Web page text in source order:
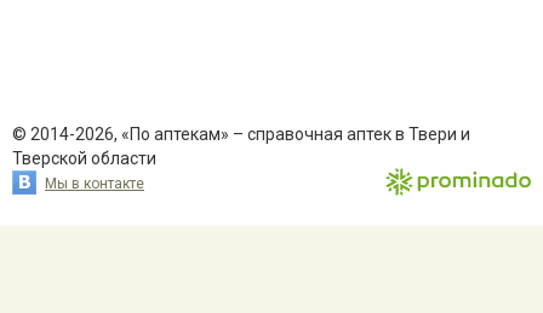
© 2014-2026, «По аптекам» – справочная аптек в Твери и
Тверской области
Мы в контакте